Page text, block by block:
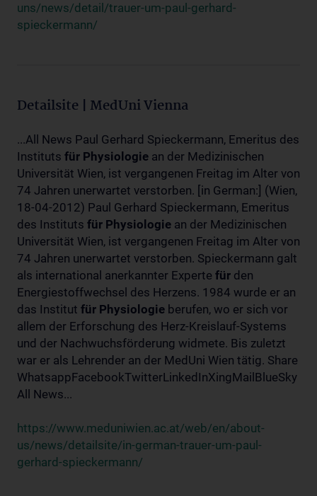
uns/news/detail/trauer-um-paul-gerhard-
spieckermann/
Detailsite | MedUni Vienna
...All News Paul Gerhard Spieckermann, Emeritus des
Instituts für Physiologie an der Medizinischen
Universität Wien, ist vergangenen Freitag im Alter von
74 Jahren unerwartet verstorben. [in German:] (Wien,
18-04-2012) Paul Gerhard Spieckermann, Emeritus
des Instituts für Physiologie an der Medizinischen
Universität Wien, ist vergangenen Freitag im Alter von
74 Jahren unerwartet verstorben. Spieckermann galt
als international anerkannter Experte für den
Energiestoffwechsel des Herzens. 1984 wurde er an
das Institut für Physiologie berufen, wo er sich vor
allem der Erforschung des Herz-Kreislauf-Systems
und der Nachwuchsförderung widmete. Bis zuletzt
war er als Lehrender an der MedUni Wien tätig. Share
WhatsappFacebookTwitterLinkedInXingMailBlueSky
All News...
https://www.meduniwien.ac.at/web/en/about-
us/news/detailsite/in-german-trauer-um-paul-
gerhard-spieckermann/